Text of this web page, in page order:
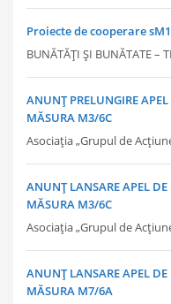
Proiecte de cooperare
BUNĂTĂȚI ȘI BUNĂTATE –
ANUNȚ PRELUNGIRE APEL
MĂSURA M3/6C
Asociația „Grupul de
ANUNȚ LANSARE APEL DE
MĂSURA M3/6C
Asociația „Grupul de
ANUNȚ LANSARE APEL DE
MĂSURA M7/6A